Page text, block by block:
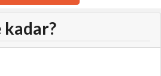
kadar?